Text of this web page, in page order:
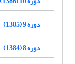
دوره 9 (1385)
دوره 8 (1384)